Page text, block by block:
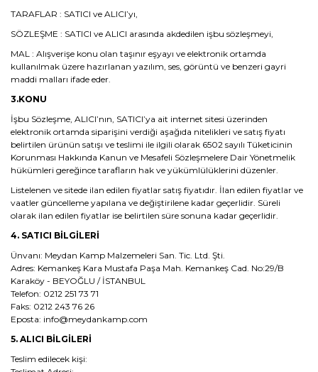
TARAFLAR : SATICI ve ALICI’yı,
SÖZLEŞME : SATICI ve ALICI arasında akdedilen işbu sözleşmeyi,
MAL : Alışverişe konu olan taşınır eşyayı ve elektronik ortamda
kullanılmak üzere hazırlanan yazılım, ses, görüntü ve benzeri gayri
maddi malları ifade eder.
3.KONU
İşbu Sözleşme, ALICI’nın, SATICI’ya ait internet sitesi üzerinden
elektronik ortamda siparişini verdiği aşağıda nitelikleri ve satış fiyatı
belirtilen ürünün satışı ve teslimi ile ilgili olarak 6502 sayılı Tüketicinin
Korunması Hakkında Kanun ve Mesafeli Sözleşmelere Dair Yönetmelik
hükümleri gereğince tarafların hak ve yükümlülüklerini düzenler.
Listelenen ve sitede ilan edilen fiyatlar satış fiyatıdır. İlan edilen fiyatlar ve
vaatler güncelleme yapılana ve değiştirilene kadar geçerlidir. Süreli
olarak ilan edilen fiyatlar ise belirtilen süre sonuna kadar geçerlidir.
4. SATICI BİLGİLERİ
Ünvanı: Meydan Kamp Malzemeleri San. Tic. Ltd. Şti.
Adres: Kemankeş Kara Mustafa Paşa Mah. Kemankeş Cad. No:29/B
Karaköy - BEYOĞLU / İSTANBUL
Telefon: 0212 251 73 71
Faks: 0212 243 76 26
Eposta: info@meydankamp.com
5. ALICI BİLGİLERİ
Teslim edilecek kişi: